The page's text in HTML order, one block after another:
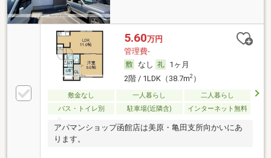
5.60万円
管理費-
なし
1ヶ月
2階 / 1LDK（38.7m2）
敷金なし 一人暮らし
二人暮らし
バス・トイレ別
駐車場(近隣含) インターネット無料
アパマンショップ函館店は美原・亀田支所向かいにあ
ります。